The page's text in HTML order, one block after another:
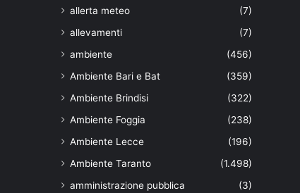
allerta meteo
(7)
allevamenti
(7)
ambiente
(456)
Ambiente Bari e Bat
(359)
Ambiente Brindisi
(322)
Ambiente Foggia
(238)
Ambiente Lecce
(196)
Ambiente Taranto
(1.498)
amministrazione pubblica
(3)